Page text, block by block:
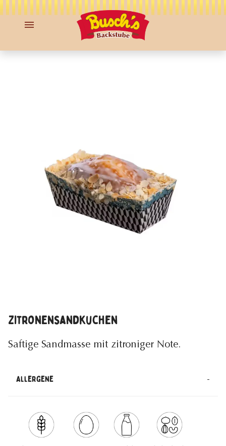
Zitronensandkuchen
Saftige Sandmasse mit zitroniger Note.
Allergene -